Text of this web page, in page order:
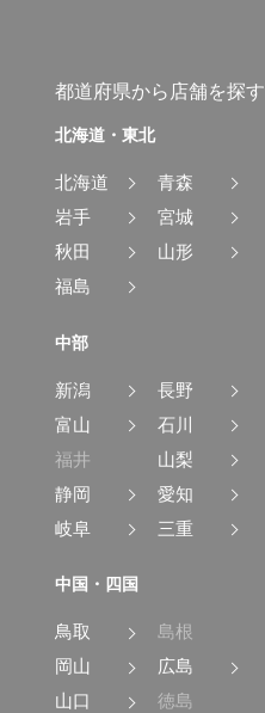
都道府県から店舗を探す
北海道・東北
北海道
青森
岩手
宮城
秋田
山形
福島
中部
新潟
長野
富山
石川
福井
山梨
静岡
愛知
岐阜
三重
中国・四国
鳥取
島根
岡山
広島
山口
徳島